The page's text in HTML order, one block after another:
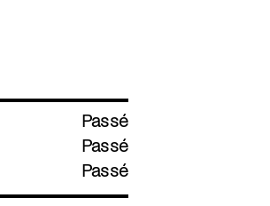
Passé
Passé
Passé